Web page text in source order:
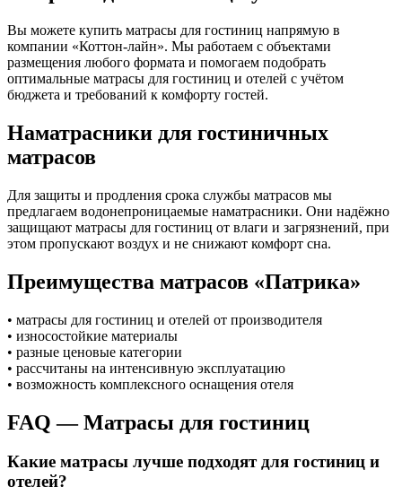
Вы можете купить матрасы для гостиниц напрямую в
компании «Коттон-лайн». Мы работаем с объектами
размещения любого формата и помогаем подобрать
оптимальные матрасы для гостиниц и отелей с учётом
бюджета и требований к комфорту гостей.
Наматрасники для гостиничных
матрасов
Для защиты и продления срока службы матрасов мы
предлагаем водонепроницаемые наматрасники. Они надёжно
защищают матрасы для гостиниц от влаги и загрязнений, при
этом пропускают воздух и не снижают комфорт сна.
Преимущества матрасов «Патрика»
• матрасы для гостиниц и отелей от производителя
• износостойкие материалы
• разные ценовые категории
• рассчитаны на интенсивную эксплуатацию
• возможность комплексного оснащения отеля
FAQ — Матрасы для гостиниц
Какие матрасы лучше подходят для гостиниц и
отелей?